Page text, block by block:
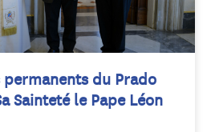
permanents du Prado
Sainteté le Pape Léon